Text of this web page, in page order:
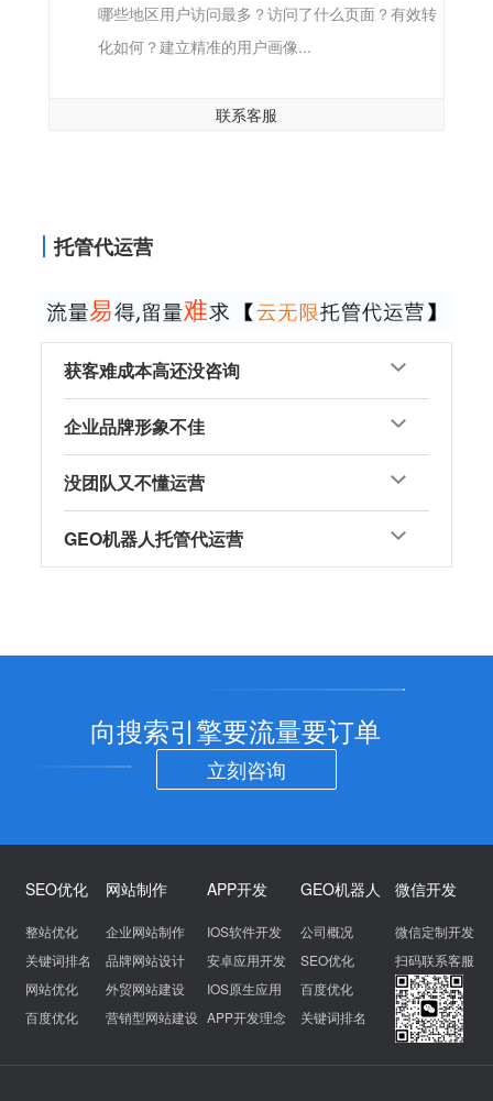
哪些地区用户访问最多？访问了什么页面？有效转
化如何？建立精准的用户画像...
联系客服
托管代运营
获客难成本高还没咨询
企业品牌形象不佳
没团队又不懂运营
GEO机器人托管代运营
向搜索引擎要流量要订单
立刻咨询
SEO优化
整站优化
关键词排名
网站优化
百度优化
网站制作
企业网站制作
品牌网站设计
外贸网站建设
营销型网站建设
APP开发
IOS软件开发
安卓应用开发
IOS原生应用
APP开发理念
GEO机器人
公司概况
SEO优化
百度优化
关键词排名
微信开发
微信定制开发
扫码联系客服